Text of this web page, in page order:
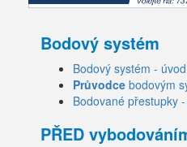
Bodový systém
Bodový systém - úvod
Průvodce bodovým
Bodované přestupky -
PŘED